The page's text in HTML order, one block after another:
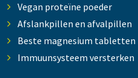
Vegan proteïne poeder
Afslankpillen en afvalpillen
Beste magnesium tabletten
Immuunsysteem versterken